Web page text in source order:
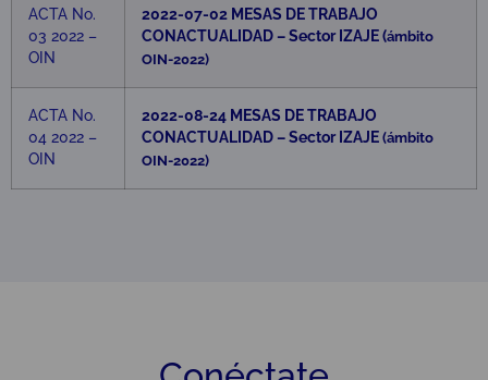
ACTA No.
03 2022 –
OIN
2022-07-02 MESAS DE TRABAJO
CONACTUALIDAD – Sector IZAJE (ámbito
OIN-2022)
ACTA No.
04 2022 –
OIN
2022-08-24 MESAS DE TRABAJO
CONACTUALIDAD – Sector IZAJE (ámbito
OIN-2022)